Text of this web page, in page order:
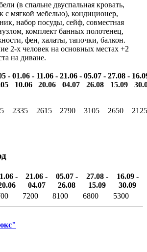
(в спальне двуспальная кровать,
с мягкой мебелью), кондиционер,
набор посуды, сейф, совместная
комплект банных полотенец,
фен, халаты, тапочки, балкон.
2-х человек на основных местах +2
на диване.
- 01.06 -
10.06
11.06 -
20.06
21.06 -
04.07
05.07 -
26.08
27.08 -
15.09
2335 2615 2790 3105 2650 2125
-
21.06 -
04.07
05.07 -
26.08
27.08 -
15.09
16.09 -
30.09
7200 8100 6800 5300